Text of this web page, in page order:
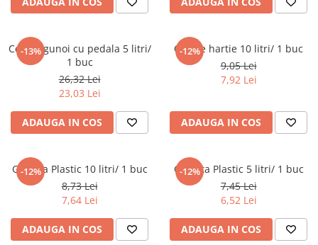
Ambalaje si Consumabile
Pahare
Paie
Caserole Bambus
Farfurii
Articole din Aluminiu
Caserole + Capace
Pizza
-13%
Cos de gunoi cu pedala 5 litri/
1 buc
26,32 Lei
23,03 Lei
ADAUGA IN COS
-12%
Cos de hartie 10 litri/ 1 buc
9,05 Lei
7,92 Lei
ADAUGA IN COS
-12%
Galeata Plastic 10 litri/ 1 buc
8,73 Lei
7,64 Lei
ADAUGA IN COS
-12%
Galeata Plastic 5 litri/ 1 buc
7,45 Lei
6,52 Lei
ADAUGA IN COS